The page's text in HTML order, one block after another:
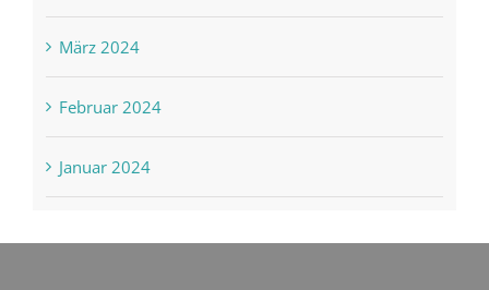
März 2024
Februar 2024
Januar 2024